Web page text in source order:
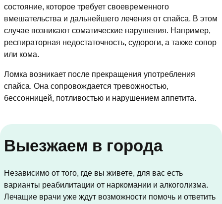
состояние, которое требует своевременного
вмешательства и дальнейшего лечения от спайса. В этом
случае возникают соматические нарушения. Например,
респираторная недостаточность, судороги, а также сопор
или кома.
Ломка возникает после прекращения употребления
спайса. Она сопровождается тревожностью,
бессонницей, потливостью и нарушением аппетита.
Выезжаем в города
Независимо от того, где вы живете, для вас есть
варианты реабилитации от наркомании и алкоголизма.
Лечащие врачи уже ждут возможности помочь и ответить